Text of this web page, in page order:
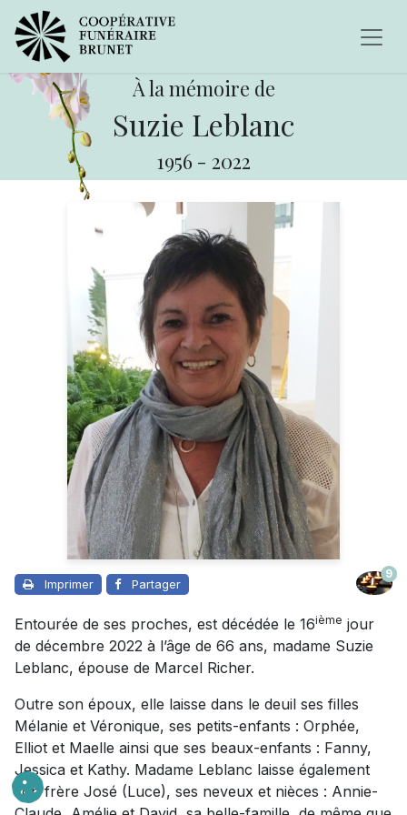
À la mémoire de
Suzie Leblanc
1956 - 2022
Imprimer Partager
9
Entourée de ses proches, est décédée le 16ième jour
de décembre 2022 à l’âge de 66 ans, madame Suzie
Leblanc, épouse de Marcel Richer.
Outre son époux, elle laisse dans le deuil ses filles
Mélanie et Véronique, ses petits-enfants : Orphée,
Elliot et Maelle ainsi que ses beaux-enfants : Fanny,
Jessica et Kathy. Madame Leblanc laisse également
son frère José (Luce), ses neveux et nièces : Annie-